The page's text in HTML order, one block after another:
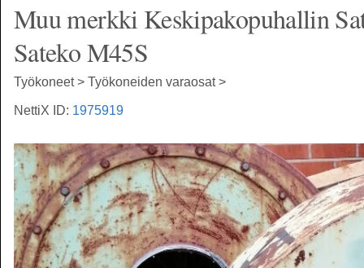
Muu merkki Keskipakopuhallin
Sateko M45S
Työkoneet > Työkoneiden varaosat >
NettiX ID: 1975919